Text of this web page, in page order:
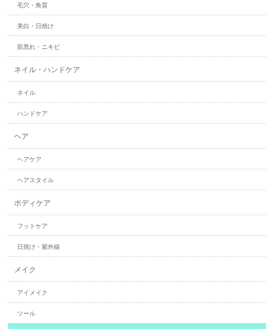
毛穴・角質
美白・日焼け
肌荒れ・ニキビ
ネイル・ハンドケア
ネイル
ハンドケア
ヘア
ヘアケア
ヘアスタイル
ボディケア
フットケア
日焼け・紫外線
メイク
アイメイク
ツール